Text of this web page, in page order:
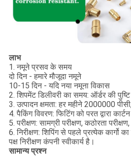
लाभ
1. नमूने प्रसव के समय
दो दिन - हमारे मौजूदा नमूने
10-15 दिन - यदि नया नमूना विकास
2. शिपमेंट डिलीवरी का समय: ऑर्डर की
3. उत्पादन क्षमता: हर महीने 2000000
4. पैकिंग विवरण: फिटिंग को परत द्वारा
5. परीक्षण: सामग्री परीक्षण, कठोरता
6. निरीक्षण: शिपिंग से पहले प्रत्येक कार्गो
पक्ष निरीक्षण कंपनी स्वीकार्य है।
सामान्य प्रश्न